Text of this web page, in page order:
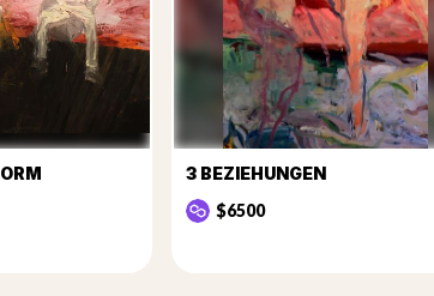
3 BEZIEHUNGEN
$6500